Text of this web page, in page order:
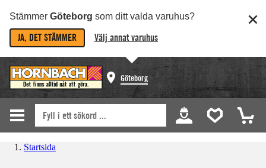
Stämmer Göteborg som ditt valda varuhus?
JA, DET STÄMMER Välj annat varuhus
Göteborg
Startsida